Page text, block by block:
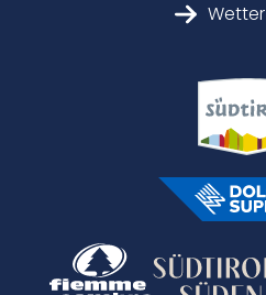
Wetter